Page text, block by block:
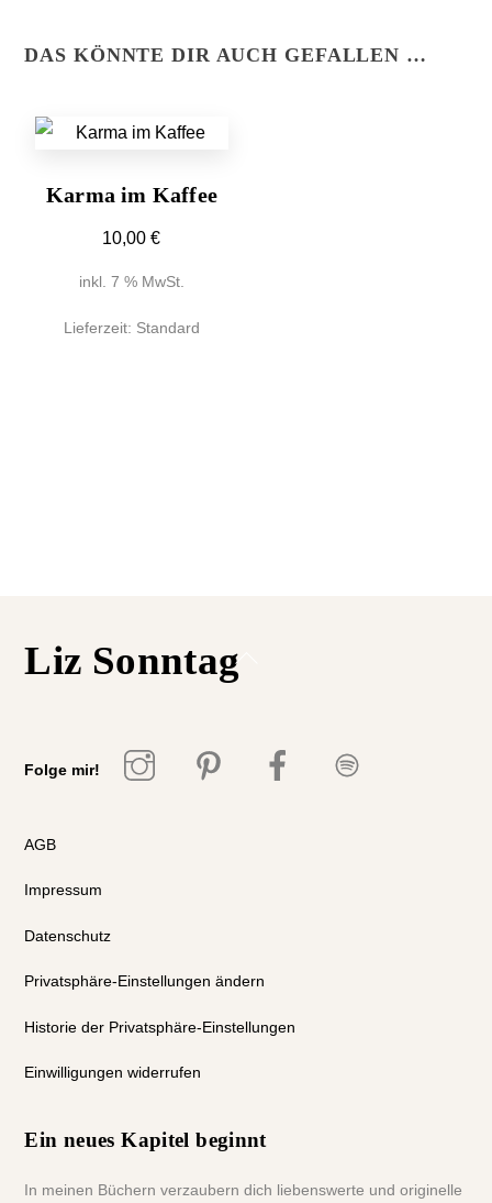
DAS KÖNNTE DIR AUCH GEFALLEN …
Karma im Kaffee
10,00€
inkl. 7 % MwSt.
Lieferzeit: Standard
Liz Sonntag
Folge mir!
AGB
Impressum
Datenschutz
Privatsphäre-Einstellungen ändern
Historie der Privatsphäre-Einstellungen
Einwilligungen widerrufen
Ein neues Kapitel beginnt
In meinen Büchern verzaubern dich liebenswerte und originelle